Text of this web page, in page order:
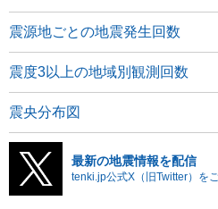
震源地ごとの地震発生回数
震度3以上の地域別観測回数
震央分布図
最新の地震情報を配信
tenki.jp公式X（旧Twitter）を